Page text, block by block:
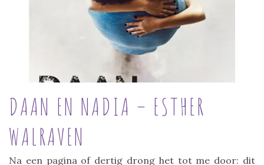
DAAN EN NADIA – ESTHER
WALRAVEN
Na een pagina of dertig drong het tot me door: dit